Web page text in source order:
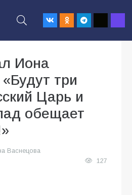
Иона
три
Царь и
обещает
Васнецова
127